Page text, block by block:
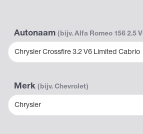
Autonaam (bijv. Alfa Romeo 156 2.5
Chrysler Crossfire 3.2 V6 Limited Cabrio
Merk (bijv. Chevrolet)
Chrysler